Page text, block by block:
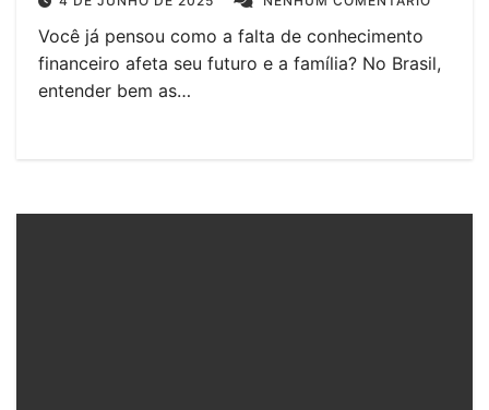
Você já pensou como a falta de conhecimento
financeiro afeta seu futuro e a família? No Brasil,
entender bem as…